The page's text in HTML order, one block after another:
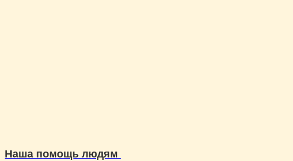
Наша помощь людям